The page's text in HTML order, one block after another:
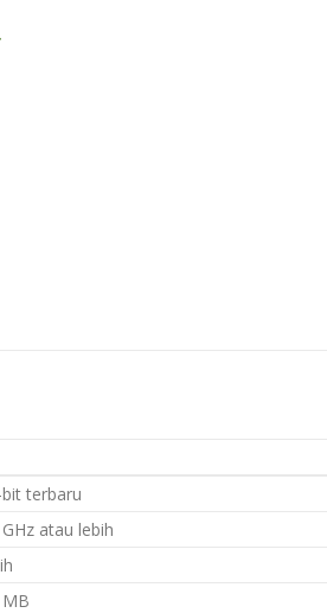
terbaru
atau lebih